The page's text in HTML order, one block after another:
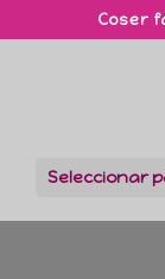
Coser
Seleccionar